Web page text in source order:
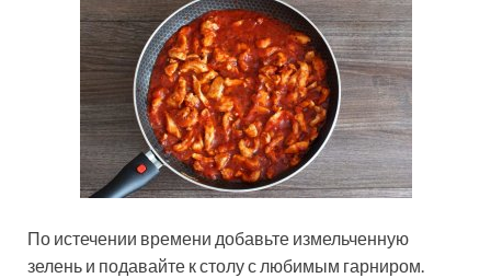
По истечении времени добавьте измельченную
зелень и подавайте к столу с любимым гарниром.